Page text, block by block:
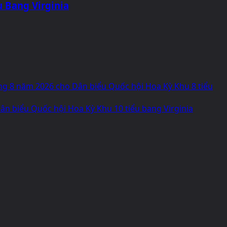
Bang Virginia
8 năm 2026 cho Dân biểu Quốc hội Hoa Kỳ Khu 8 tiểu
biểu Quốc hội Hoa Kỳ Khu 10 tiểu bang Virginia